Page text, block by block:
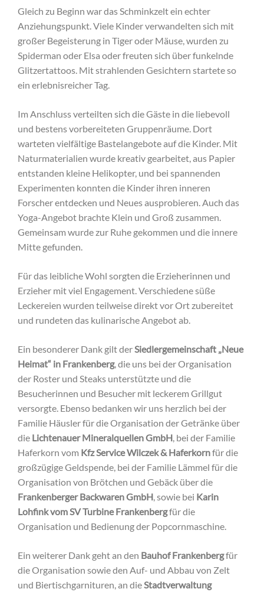
Gleich zu Beginn war das Schminkzelt ein echter
Anziehungspunkt. Viele Kinder verwandelten sich mit
großer Begeisterung in Tiger oder Mäuse, wurden zu
Spiderman oder Elsa oder freuten sich über funkelnde
Glitzertattoos. Mit strahlenden Gesichtern startete so
ein erlebnisreicher Tag.
Im Anschluss verteilten sich die Gäste in die liebevoll
und bestens vorbereiteten Gruppenräume. Dort
warteten vielfältige Bastelangebote auf die Kinder. Mit
Naturmaterialien wurde kreativ gearbeitet, aus Papier
entstanden kleine Helikopter, und bei spannenden
Experimenten konnten die Kinder ihren inneren
Forscher entdecken und Neues ausprobieren. Auch das
Yoga-Angebot brachte Klein und Groß zusammen.
Gemeinsam wurde zur Ruhe gekommen und die innere
Mitte gefunden.
Für das leibliche Wohl sorgten die Erzieherinnen und
Erzieher mit viel Engagement. Verschiedene süße
Leckereien wurden teilweise direkt vor Ort zubereitet
und rundeten das kulinarische Angebot ab.
Ein besonderer Dank gilt der Siedlergemeinschaft „Neue
Heimat“ in Frankenberg, die uns bei der Organisation
der Roster und Steaks unterstützte und die
Besucherinnen und Besucher mit leckerem Grillgut
versorgte. Ebenso bedanken wir uns herzlich bei der
Familie Häusler für die Organisation der Getränke über
die Lichtenauer Mineralquellen GmbH , bei der Familie
Haferkorn vom Kfz Service Wilczek & Haferkornfür die
großzügige Geldspende, bei der Familie Lämmel für die
Organisation von Brötchen und Gebäck über die
Frankenberger Backwaren GmbH , sowie bei Karin
Lohfink vom SV Turbine Frankenbergfür die
Organisation und Bedienung der Popcornmaschine.
Ein weiterer Dank geht an den Bauhof Frankenbergfür
die Organisation sowie den Auf- und Abbau von Zelt
und Biertischgarnituren, an die Stadtverwaltung